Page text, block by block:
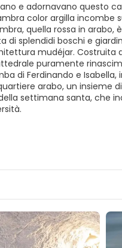
e adornavano questo
color argilla incombe
quella rossa in
splendidi boschi e
mudéjar.
puramente
di Ferdinando e
arabo, un
settimana santa, che